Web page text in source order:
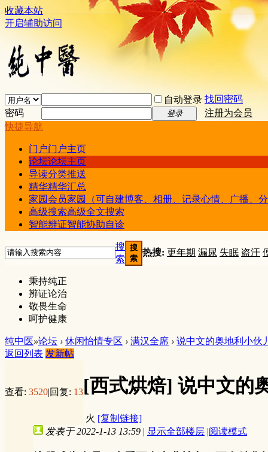
收藏本站
开启辅助访问
自动登录 找回密码
密码
登录
注册为会员
快捷导航
门户门户主页
论坛论坛主页
导读分类推送
精华精华汇总
家园会员家园（可自建博客、相册、记录心情、广播、
高级搜索高级全文搜索
智能辨证智能协助自诊
搜
索
搜
索
热搜: 更年期 漏尿 失眠 盗汗
秉持纯正
辨证论治
敬畏生命
呵护健康
纯中医»论坛 › 休闲怡情专区 › 满汉全席 › 说中文的奥地利小伙
返回列表 发新帖
查看: 3520|回复: 13[西式烘焙] 说中文的
火 [复制链接]
发表于 2022-1-13 13:59 | 显示全部楼层 |阅读模式